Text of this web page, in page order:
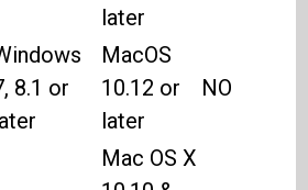
later
8.1 or
MacOS
10.12 or
later
NO
Mac OS X